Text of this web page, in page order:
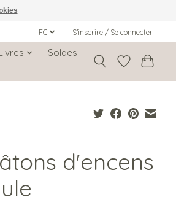
FC S’inscrire / Se connecter
Soldes
d'encens